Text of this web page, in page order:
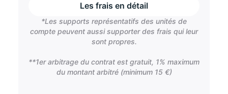
Les frais en détail
*Les supports représentatifs des unités de
compte peuvent aussi supporter des frais qui leur
sont propres.
**1er arbitrage du contrat est gratuit, 1% maximum
du montant arbitré (minimum 15 €)